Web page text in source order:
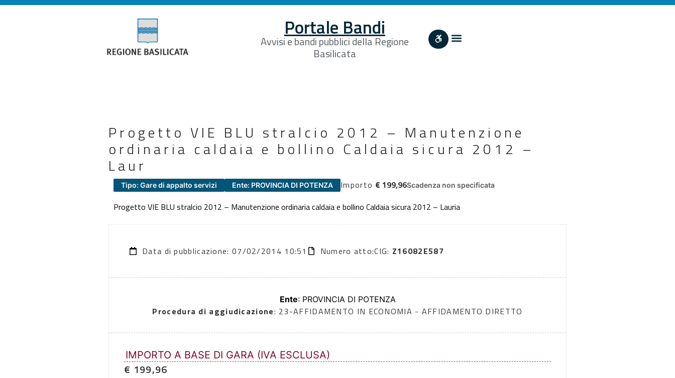
Portale Bandi
Avvisi e bandi pubblici della Regione
Basilicata
Progetto VIE BLU stralcio 2012 – Manutenzione
ordinaria caldaia e bollino Caldaia sicura 2012 –
Laur
Tipo: Gare di appalto servizi Ente: PROVINCIA DI POTENZA Importo € 199,96Scadenza non specificata
Progetto VIE BLU stralcio 2012 – Manutenzione ordinaria caldaia e bollino Caldaia sicura 2012 – Lauria
Data di pubblicazione: 07/02/2014 10:51 Numero atto:CIG: Z16082E587
Ente: PROVINCIA DI POTENZA
Procedura di aggiudicazione: 23-AFFIDAMENTO IN ECONOMIA - AFFIDAMENTO DIRETTO
IMPORTO A BASE DI GARA (IVA ESCLUSA)
€ 199,96